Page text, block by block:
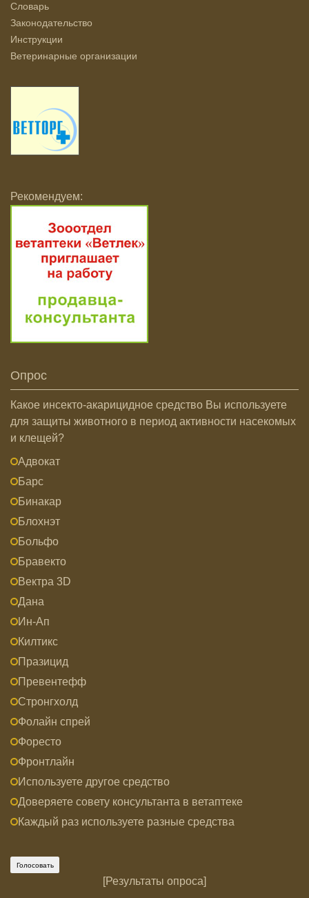
Словарь
Законодательство
Инструкции
Ветеринарные организации
Рекомендуем:
Опрос
Какое инсекто-акарицидное средство Вы используете
для защиты животного в период активности насекомых
и клещей?
Адвокат
Барс
Бинакар
Блохнэт
Больфо
Бравекто
Вектра 3D
Дана
Ин-Ап
Килтикс
Празицид
Превентефф
Стронгхолд
Фолайн спрей
Форесто
Фронтлайн
Используете другое средство
Доверяете совету консультанта в ветаптеке
Каждый раз используете разные средства
[Результаты опроса]